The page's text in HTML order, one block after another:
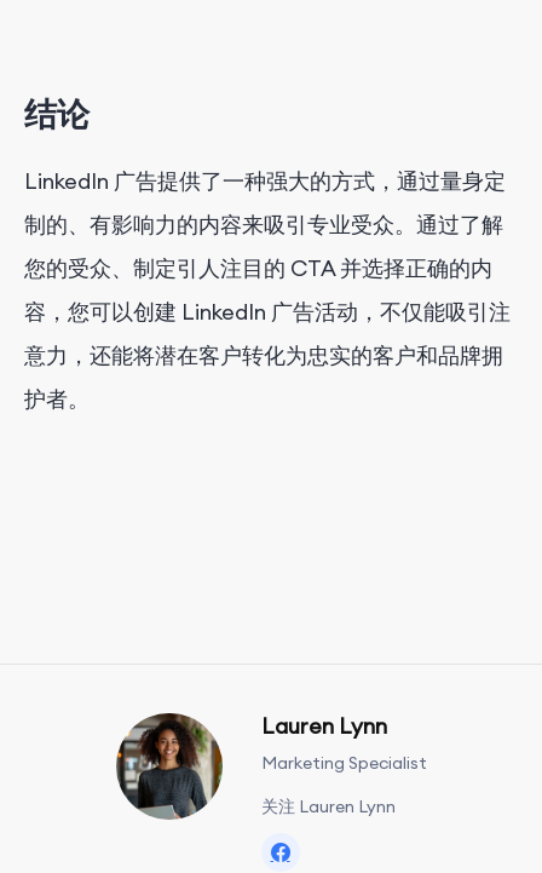
结论
LinkedIn 广告提供了一种强大的方式，通过量身定
制的、有影响力的内容来吸引专业受众。通过了解
您的受众、制定引人注目的 CTA 并选择正确的内
容，您可以创建 LinkedIn 广告活动，不仅能吸引注
意力，还能将潜在客户转化为忠实的客户和品牌拥
护者。
Lauren Lynn
Marketing Specialist
关注 Lauren Lynn